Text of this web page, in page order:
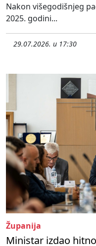
Nakon višegodišnjeg
2025. godini...
29.07.2026. u 17:30
Županija
Ministar izdao